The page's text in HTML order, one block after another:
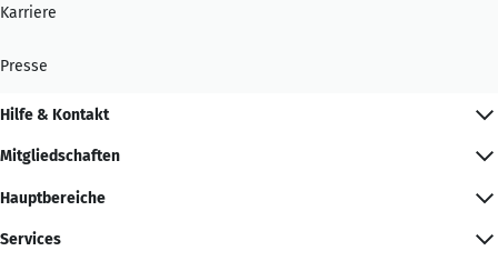
Karriere
Presse
Hilfe & Kontakt
Mitgliedschaften
Hauptbereiche
Services